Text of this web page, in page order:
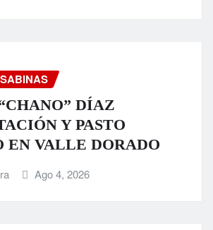
SABINAS
DÍAZ
Y PASTO
EN VALLE DORADO
Ago 4, 2026